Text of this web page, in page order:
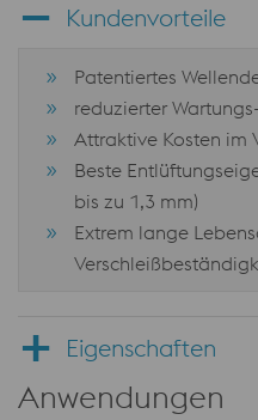
Kundenvorteile
Patentiertes
reduzierter
Attraktive Kosten im
Beste
bis zu 1,3 mm)
Extrem lange
Eigenschaften
Anwendungen